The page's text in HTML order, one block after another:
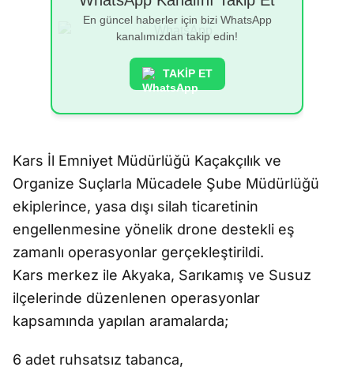
En güncel haberler için bizi WhatsApp
kanalımızdan takip edin!
TAKİP ET
Kars İl Emniyet Müdürlüğü Kaçakçılık ve
Organize Suçlarla Mücadele Şube Müdürlüğü
ekiplerince, yasa dışı silah ticaretinin
engellenmesine yönelik drone destekli eş
zamanlı operasyonlar gerçekleştirildi.
Kars merkez ile Akyaka, Sarıkamış ve Susuz
ilçelerinde düzenlenen operasyonlar
kapsamında yapılan aramalarda;
6 adet ruhsatsız tabanca,